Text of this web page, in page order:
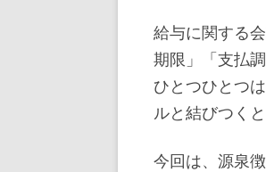
給与に関する
期限」「支払
ひとつひとつ
ルと結びつく
今回は、源泉